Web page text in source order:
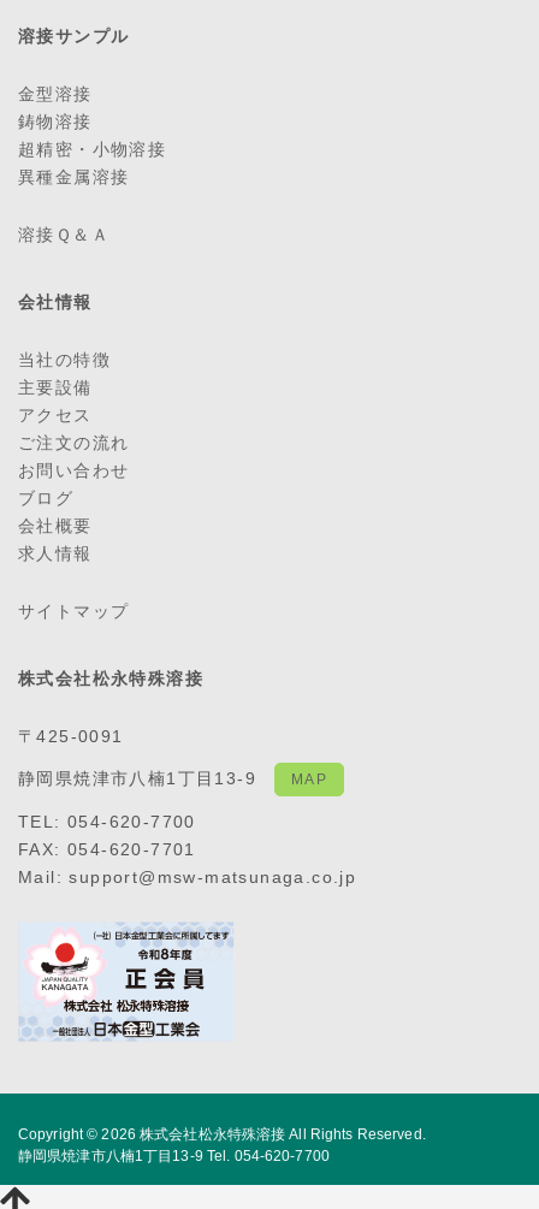
溶接サンプル
金型溶接
鋳物溶接
超精密・小物溶接
異種金属溶接
溶接Ｑ＆Ａ
会社情報
当社の特徴
主要設備
アクセス
ご注文の流れ
お問い合わせ
ブログ
会社概要
求人情報
サイトマップ
株式会社松永特殊溶接
〒425-0091
静岡県焼津市八楠1丁目13-9 MAP
TEL: 054-620-7700
FAX: 054-620-7701
Mail: support@msw-matsunaga.co.jp
Copyright © 2026株式会社松永特殊溶接 All Rights Reserved.
静岡県焼津市八楠1丁目13-9 Tel. 054-620-7700